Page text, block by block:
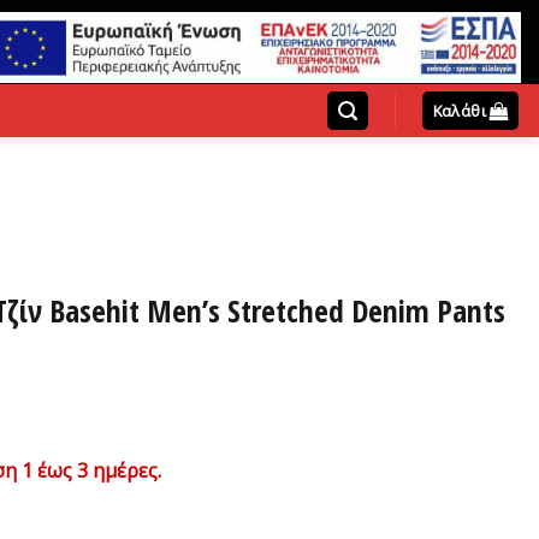
Καλάθι
Basehit Μen’s Stretched Denim Pants
1 έως 3 ημέρες.